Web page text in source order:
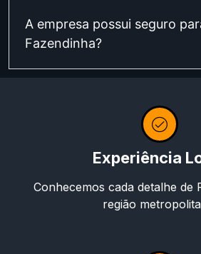
A empresa possui seguro
Fazendinha?
Experiência
Conhecemos cada detalhe de
região